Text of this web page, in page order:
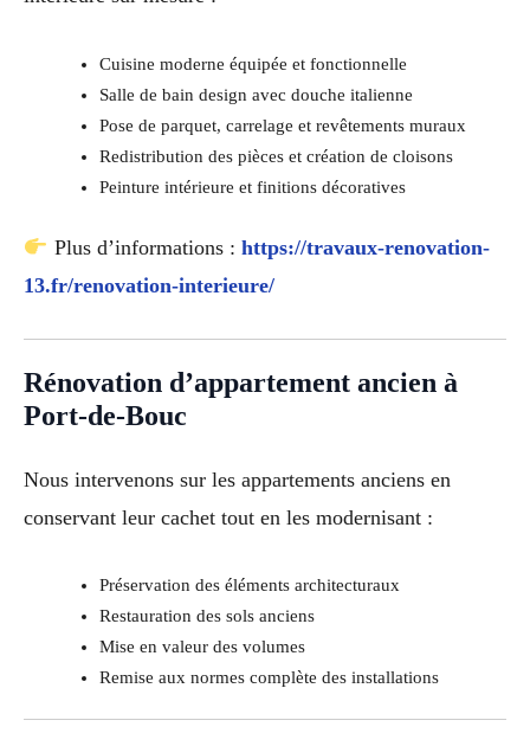
Cuisine moderne équipée et fonctionnelle
Salle de bain design avec douche italienne
Pose de parquet, carrelage et revêtements muraux
Redistribution des pièces et création de cloisons
Peinture intérieure et finitions décoratives
Plus d’informations : https://travaux-renovation-
13.fr/renovation-interieure/
Rénovation d’appartement ancien à
Port-de-Bouc
Nous intervenons sur les appartements anciens en
conservant leur cachet tout en les modernisant :
Préservation des éléments architecturaux
Restauration des sols anciens
Mise en valeur des volumes
Remise aux normes complète des installations